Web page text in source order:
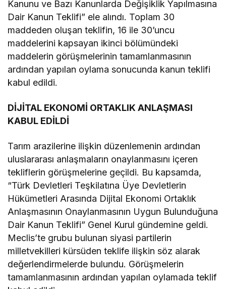
Kanunu ve Bazı Kanunlarda Değişiklik Yapılmasına
Dair Kanun Teklifi” ele alındı. Toplam 30
maddeden oluşan teklifin, 16 ile 30’uncu
maddelerini kapsayan ikinci bölümündeki
maddelerin görüşmelerinin tamamlanmasının
ardından yapılan oylama sonucunda kanun teklifi
kabul edildi.
DİJİTAL EKONOMİ ORTAKLIK ANLAŞMASI
KABUL EDİLDİ
Tarım arazilerine ilişkin düzenlemenin ardından
uluslararası anlaşmaların onaylanmasını içeren
tekliflerin görüşmelerine geçildi. Bu kapsamda,
“Türk Devletleri Teşkilatına Üye Devletlerin
Hükümetleri Arasında Dijital Ekonomi Ortaklık
Anlaşmasının Onaylanmasının Uygun Bulunduğuna
Dair Kanun Teklifi” Genel Kurul gündemine geldi.
Meclis’te grubu bulunan siyasi partilerin
milletvekilleri kürsüden teklife ilişkin söz alarak
değerlendirmelerde bulundu. Görüşmelerin
tamamlanmasının ardından yapılan oylamada teklif